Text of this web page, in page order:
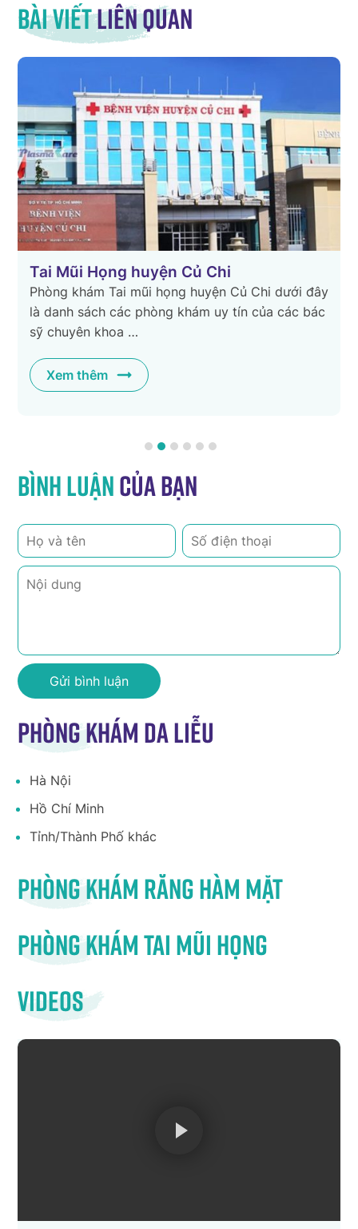
Bài viếtliên quan
Tai Mũi Họng huyện Củ Chi
Phòng khám Tai mũi họng huyện Củ Chi dưới đây
là danh sách các phòng khám uy tín của các bác
sỹ chuyên khoa …
Xem thêm
Bình luậncủa bạn
Phòng khám da liễu
Hà Nội
Hồ Chí Minh
Tỉnh/Thành Phố khác
Phòng khám răng hàm mặt
Phòng khám tai mũi họng
Videos